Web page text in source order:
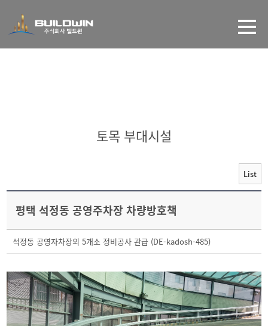
토목 부대시설
List
평택 석정동 공영주차장 차량방호책
석정동 공영자차장외 5개소 정비공사 관급 (DE-kadosh-485)